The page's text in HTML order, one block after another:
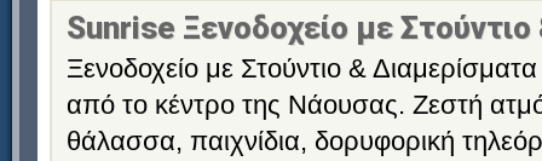
Sunrise Ξενοδοχείο με
Ξενοδοχείο με Στούντιο &
από το κέντρο της Νάουσας. Ζεστή
θάλασσα, παιχνίδια, δορυφορική